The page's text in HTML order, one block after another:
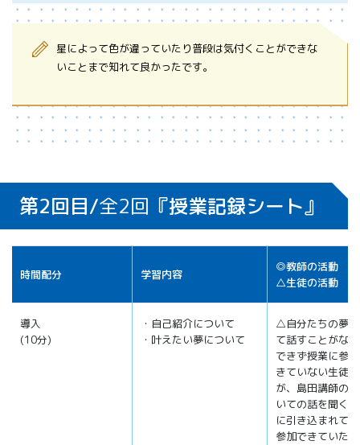
星によって色が違っていたり普段は気付くことができな
いことまで知れて良かったです。
第2回目/全2回 『授業記録シート』
時間配分 学習内容
◎教師の活動
△生徒の活動
導入
(10分)
・自己紹介について
・叶えたい夢について
△自分たちの夢
て話すことがな
できず授業に参
きていない生徒
が、島田講師の
いての話を聞く
に引き込まれて
参加できていた。